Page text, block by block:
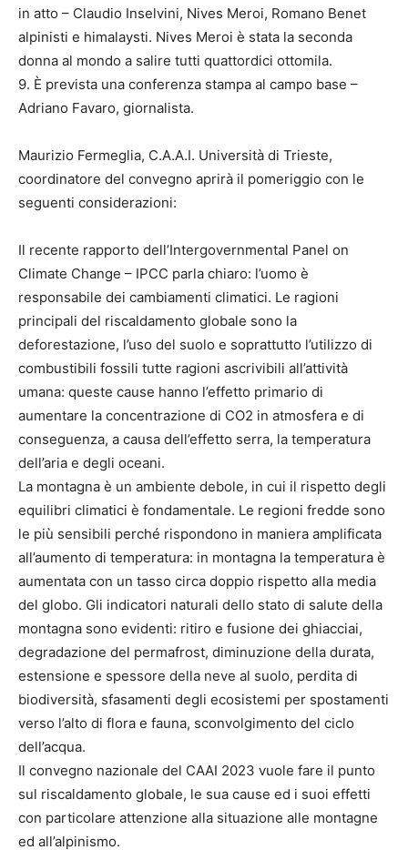
in atto – Claudio Inselvini, Nives Meroi, Romano Benet
alpinisti e himalaysti. Nives Meroi è stata la seconda
donna al mondo a salire tutti quattordici ottomila.
9. È prevista una conferenza stampa al campo base –
Adriano Favaro, giornalista.
Maurizio Fermeglia, C.A.A.I. Università di Trieste,
coordinatore del convegno aprirà il pomeriggio con le
seguenti considerazioni:
Il recente rapporto dell’Intergovernmental Panel on
Climate Change – IPCC parla chiaro: l’uomo è
responsabile dei cambiamenti climatici. Le ragioni
principali del riscaldamento globale sono la
deforestazione, l’uso del suolo e soprattutto l’utilizzo di
combustibili fossili tutte ragioni ascrivibili all’attività
umana: queste cause hanno l’effetto primario di
aumentare la concentrazione di CO2 in atmosfera e di
conseguenza, a causa dell’effetto serra, la temperatura
dell’aria e degli oceani.
La montagna è un ambiente debole, in cui il rispetto degli
equilibri climatici è fondamentale. Le regioni fredde sono
le più sensibili perché rispondono in maniera amplificata
all’aumento di temperatura: in montagna la temperatura è
aumentata con un tasso circa doppio rispetto alla media
del globo. Gli indicatori naturali dello stato di salute della
montagna sono evidenti: ritiro e fusione dei ghiacciai,
degradazione del permafrost, diminuzione della durata,
estensione e spessore della neve al suolo, perdita di
biodiversità, sfasamenti degli ecosistemi per spostamenti
verso l’alto di flora e fauna, sconvolgimento del ciclo
dell’acqua.
Il convegno nazionale del CAAI 2023 vuole fare il punto
sul riscaldamento globale, le sua cause ed i suoi effetti
con particolare attenzione alla situazione alle montagne
ed all’alpinismo.